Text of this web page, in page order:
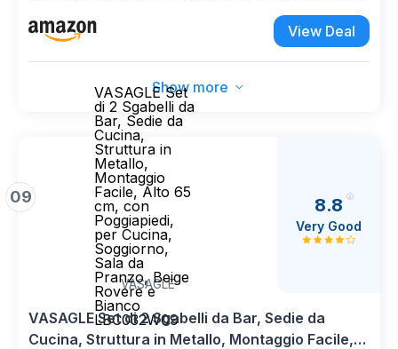
da Cucina, Struttura di Metallo, Bordi Smussati,
per Cucina, Ristorante, Soggiorno EBF34BY01
View Deal
Show more
09
VASAGLE Set
di 2 Sgabelli da
Bar, Sedie da
Cucina,
Struttura in
Metallo,
Montaggio
Facile, Alto 65
cm, con
Poggiapiedi,
per Cucina,
Soggiorno,
Sala da
Pranzo, Beige
Rovere e
Bianco
LBC032W09
VASAGLE
8.8
Very Good
VASAGLE Set di 2 Sgabelli da Bar, Sedie da
Cucina, Struttura in Metallo, Montaggio Facile,